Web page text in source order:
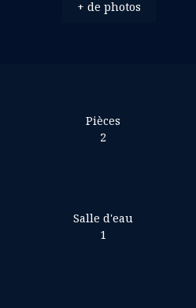
+ de photos
Pièces
2
Salle d'eau
1